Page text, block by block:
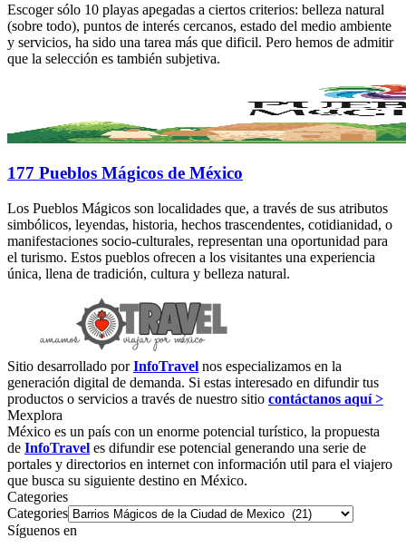
Escoger sólo 10 playas apegadas a ciertos criterios: belleza natural
(sobre todo), puntos de interés cercanos, estado del medio ambiente
y servicios, ha sido una tarea más que dificil. Pero hemos de admitir
que la selección es también subjetiva.
177 Pueblos Mágicos de México
Los Pueblos Mágicos son localidades que, a través de sus atributos
simbólicos, leyendas, historia, hechos trascendentes, cotidianidad, o
manifestaciones socio-culturales, representan una oportunidad para
el turismo. Estos pueblos ofrecen a los visitantes una experiencia
única, llena de tradición, cultura y belleza natural.
Sitio desarrollado porInfoTravel nos especializamos en la
generación digital de demanda. Si estas interesado en difundir tus
productos o servicios a través de nuestro sitio contáctanos aquí >
Mexplora
México es un país con un enorme potencial turístico, la propuesta
de InfoTravel es difundir ese potencial generando una serie de
portales y directorios en internet con información util para el viajero
que busca su siguiente destino en México.
Categories
Categories
Síguenos en